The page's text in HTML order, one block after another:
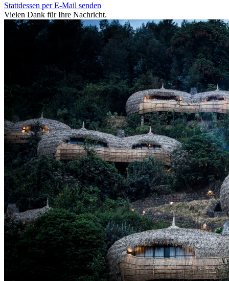
Stattdessen per E-Mail senden
Vielen Dank für Ihre Nachricht.